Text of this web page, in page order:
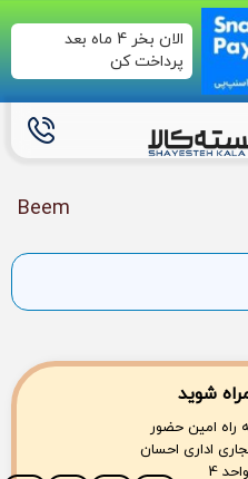
الان بخر 4 ماه بعد
پرداخت کن
Beem
شوید
راه امین حضور
اداری احسان